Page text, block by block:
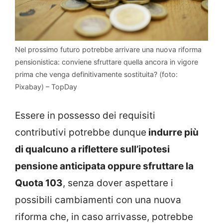
Nel prossimo futuro potrebbe arrivare una nuova riforma
pensionistica: conviene sfruttare quella ancora in vigore
prima che venga definitivamente sostituita? (foto:
Pixabay) – TopDay
Essere in possesso dei requisiti
contributivi potrebbe dunque indurre più
di qualcuno a riflettere sull’ipotesi
pensione anticipata oppure sfruttare la
Quota 103, senza dover aspettare i
possibili cambiamenti con una nuova
riforma che, in caso arrivasse, potrebbe